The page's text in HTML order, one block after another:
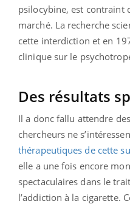
psilocybine, est contraint
marché. La recherche
cette interdiction et en
clinique sur le
Des résultats
Il a donc fallu attendre
chercheurs ne
thérapeutiques de cette
elle a une fois encore
spectaculaires dans le
l’addiction à la cigarette.